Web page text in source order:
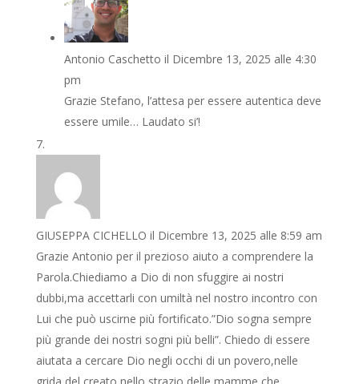
Antonio Caschetto il Dicembre 13, 2025 alle 4:30
pm
Grazie Stefano, l’attesa per essere autentica deve
essere umile… Laudato si’!
GIUSEPPA CICHELLO il Dicembre 13, 2025 alle 8:59 am
Grazie Antonio per il prezioso aiuto a comprendere la
Parola.Chiediamo a Dio di non sfuggire ai nostri
dubbi,ma accettarli con umiltà nel nostro incontro con
Lui che può uscirne più fortificato.”Dio sogna sempre
più grande dei nostri sogni più belli”. Chiedo di essere
aiutata a cercare Dio negli occhi di un povero,nelle